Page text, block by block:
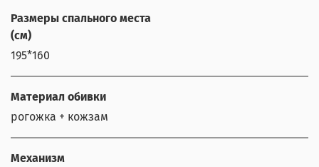
Размеры спального места
(см)
195*160
Материал обивки
рогожка + кожзам
Механизм